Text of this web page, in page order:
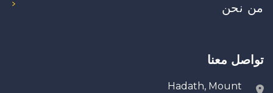
من نحن
تواصل معنا
Hadath, Mount